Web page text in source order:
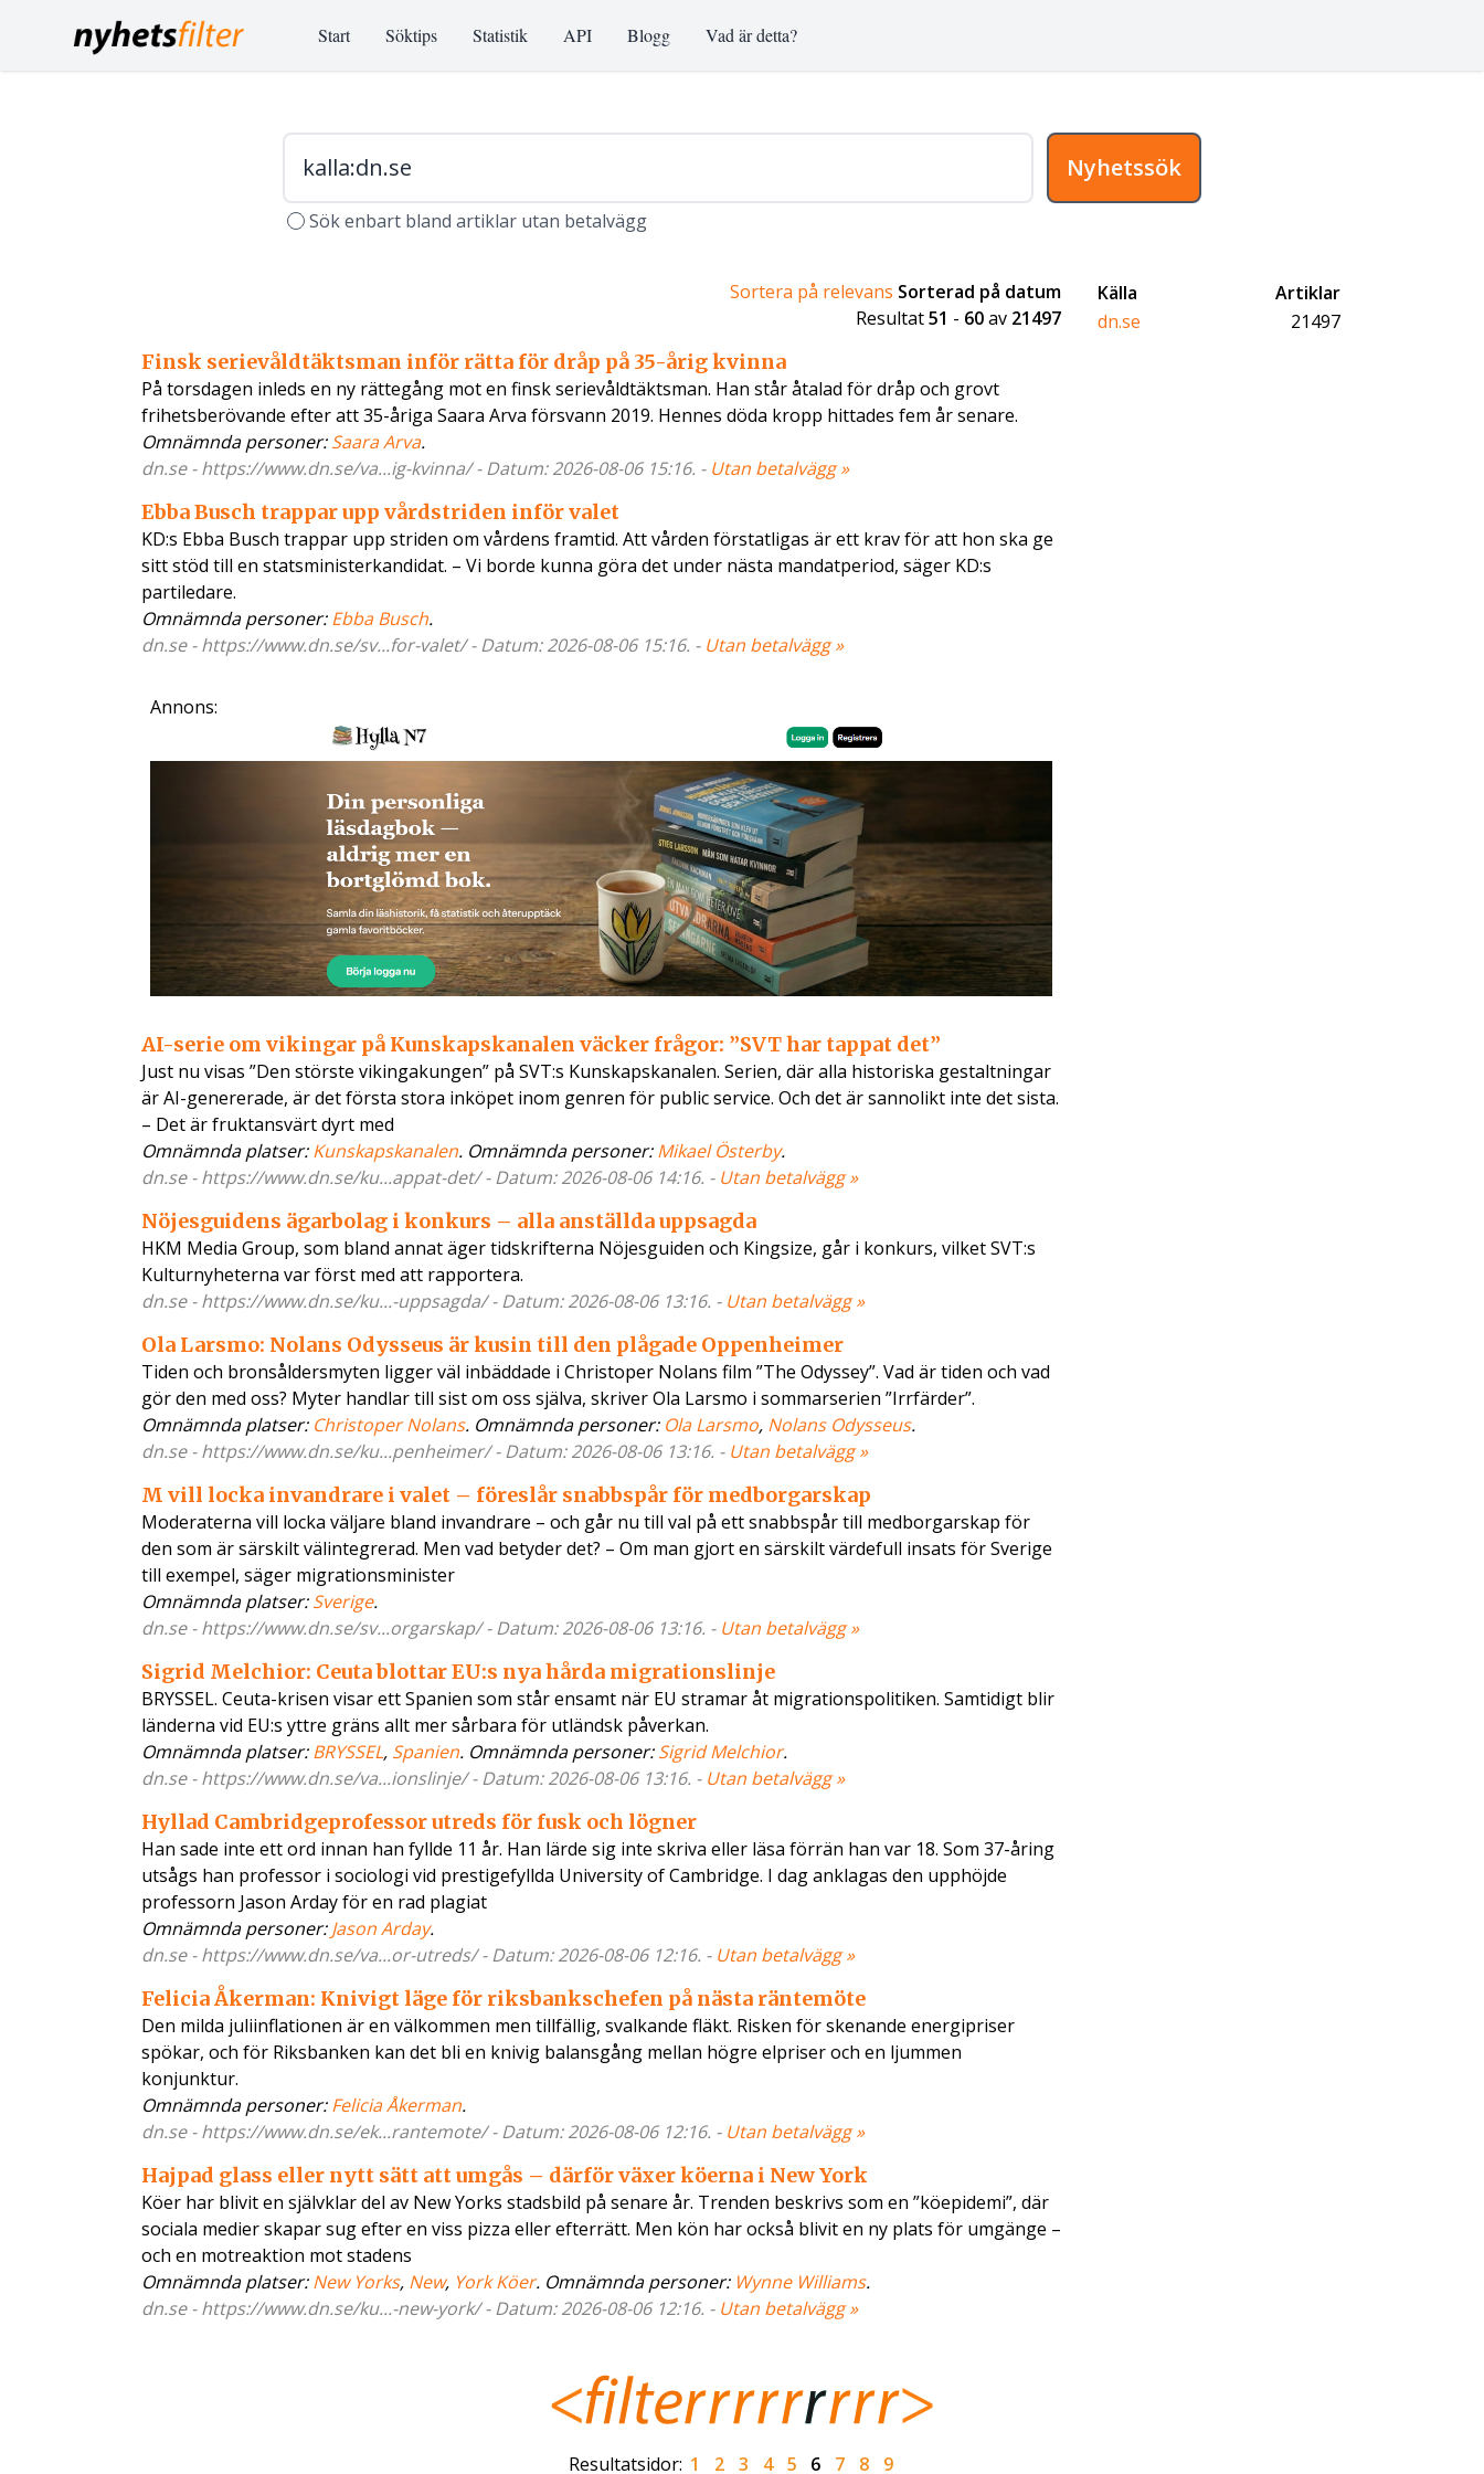
Start Söktips Statistik API Blogg Vad är detta?
Nyhetssök
Sök enbart bland artiklar utan betalvägg
Sortera på relevans Sorterad på datum
Resultat51 - 60av 21497
Finsk serievåldtäktsman inför rätta för dråp på 35-årig kvinna
På torsdagen inleds en ny rättegång mot en finsk serievåldtäktsman. Han står åtalad för dråp och grovt
frihetsberövande efter att 35-åriga Saara Arva försvann 2019. Hennes döda kropp hittades fem år senare.
Omnämnda personer:Saara Arva.
dn.se - https://www.dn.se/va...ig-kvinna/ - Datum: 2026-08-06 15:16. - Utan betalvägg »
Ebba Busch trappar upp vårdstriden inför valet
KD:s Ebba Busch trappar upp striden om vårdens framtid. Att vården förstatligas är ett krav för att hon ska ge
sitt stöd till en statsministerkandidat. – Vi borde kunna göra det under nästa mandatperiod, säger KD:s
partiledare.
Omnämnda personer:Ebba Busch.
dn.se - https://www.dn.se/sv...for-valet/ - Datum: 2026-08-06 15:16. - Utan betalvägg »
Annons:
AI-serie om vikingar på Kunskapskanalen väcker frågor: ”SVT har tappat det”
Just nu visas ”Den störste vikingakungen” på SVT:s Kunskapskanalen. Serien, där alla historiska gestaltningar
är AI-genererade, är det första stora inköpet inom genren för public service. Och det är sannolikt inte det sista.
– Det är fruktansvärt dyrt med
Omnämnda platser:Kunskapskanalen. Omnämnda personer:Mikael Österby.
dn.se - https://www.dn.se/ku...appat-det/ - Datum: 2026-08-06 14:16. - Utan betalvägg »
Nöjesguidens ägarbolag i konkurs – alla anställda uppsagda
HKM Media Group, som bland annat äger tidskrifterna Nöjesguiden och Kingsize, går i konkurs, vilket SVT:s
Kulturnyheterna var först med att rapportera.
dn.se - https://www.dn.se/ku...-uppsagda/ - Datum: 2026-08-06 13:16. - Utan betalvägg »
Ola Larsmo: Nolans Odysseus är kusin till den plågade Oppenheimer
Tiden och bronsåldersmyten ligger väl inbäddade i Christoper Nolans film ”The Odyssey”. Vad är tiden och vad
gör den med oss? Myter handlar till sist om oss själva, skriver Ola Larsmo i sommarserien ”Irrfärder”.
Omnämnda platser: Christoper Nolans. Omnämnda personer: Ola Larsmo, Nolans Odysseus.
dn.se - https://www.dn.se/ku...penheimer/ - Datum: 2026-08-06 13:16. - Utan betalvägg »
M vill locka invandrare i valet – föreslår snabbspår för medborgarskap
Moderaterna vill locka väljare bland invandrare – och går nu till val på ett snabbspår till medborgarskap för
den som är särskilt välintegrerad. Men vad betyder det? – Om man gjort en särskilt värdefull insats för Sverige
till exempel, säger migrationsminister
Omnämnda platser:Sverige.
dn.se - https://www.dn.se/sv...orgarskap/ - Datum: 2026-08-06 13:16. - Utan betalvägg »
Sigrid Melchior: Ceuta blottar EU:s nya hårda migrationslinje
BRYSSEL. Ceuta-krisen visar ett Spanien som står ensamt när EU stramar åt migrationspolitiken. Samtidigt blir
länderna vid EU:s yttre gräns allt mer sårbara för utländsk påverkan.
Omnämnda platser:BRYSSEL, Spanien. Omnämnda personer:Sigrid Melchior.
dn.se - https://www.dn.se/va...ionslinje/ - Datum: 2026-08-06 13:16. - Utan betalvägg »
Hyllad Cambridgeprofessor utreds för fusk och lögner
Han sade inte ett ord innan han fyllde 11 år. Han lärde sig inte skriva eller läsa förrän han var 18. Som 37-åring
utsågs han professor i sociologi vid prestigefyllda University of Cambridge. I dag anklagas den upphöjde
professorn Jason Arday för en rad plagiat
Omnämnda personer:Jason Arday.
dn.se - https://www.dn.se/va...or-utreds/ - Datum: 2026-08-06 12:16. - Utan betalvägg »
Felicia Åkerman: Knivigt läge för riksbankschefen på nästa räntemöte
Den milda juliinflationen är en välkommen men tillfällig, svalkande fläkt. Risken för skenande energipriser
spökar, och för Riksbanken kan det bli en knivig balansgång mellan högre elpriser och en ljummen
konjunktur.
Omnämnda personer:Felicia Åkerman.
dn.se - https://www.dn.se/ek...rantemote/ - Datum: 2026-08-06 12:16. - Utan betalvägg »
Hajpad glass eller nytt sätt att umgås – därför växer köerna i New York
Köer har blivit en självklar del av New Yorks stadsbild på senare år. Trenden beskrivs som en ”köepidemi”, där
sociala medier skapar sug efter en viss pizza eller efterrätt. Men kön har också blivit en ny plats för umgänge –
och en motreaktion mot stadens
Omnämnda platser:New Yorks, New, York Köer. Omnämnda personer: Wynne Williams.
dn.se - https://www.dn.se/ku...-new-york/ - Datum: 2026-08-06 12:16. - Utan betalvägg »
Källa
Artiklar
dn.se
21497
Resultatsidor: 1 2 3 4 5 6 7 8 9